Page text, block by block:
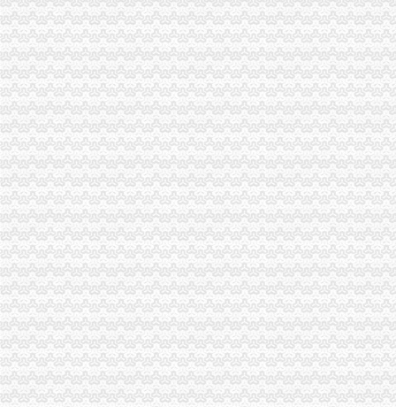
重庆代办公司验资报告,代办验资报告,验资报告代办费用-
重庆公积金代办公司电话哪里有-家居装修互动问答
渝中区办执照
在杭州开饮食店要什么证-家居装修互动问答
重庆工商登记制度象：申办者钱不够要借高利贷_新闻中心_正义网
成都女子做祛斑手术一周后发红起痘（图）_大成网_腾讯网
渝中区代办营业执照
拆迁安置问题_重庆市公开信箱
新闻动态-重庆慢牛工商咨询有限公司
公司注册
渝中区工商代办
刊登热线：（报社）24小时
重庆慢牛工商咨询有限公司_产品供应
工商银行重庆渝中邹容路网点信息地址_客服电话号码_营业时间查询
渝中区代办公司
Hempel汉帛女装品牌贵代理商_代理机构_中国时尚品牌网
重庆渝中工商注册代办价格浅析代理企业年检-商务服务-六安新闻网
重庆渝中千年电器代理|重庆渝中千年电器代理网站